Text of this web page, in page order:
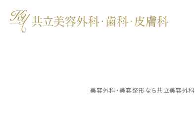
美容外科・美容整形なら共立美容外科